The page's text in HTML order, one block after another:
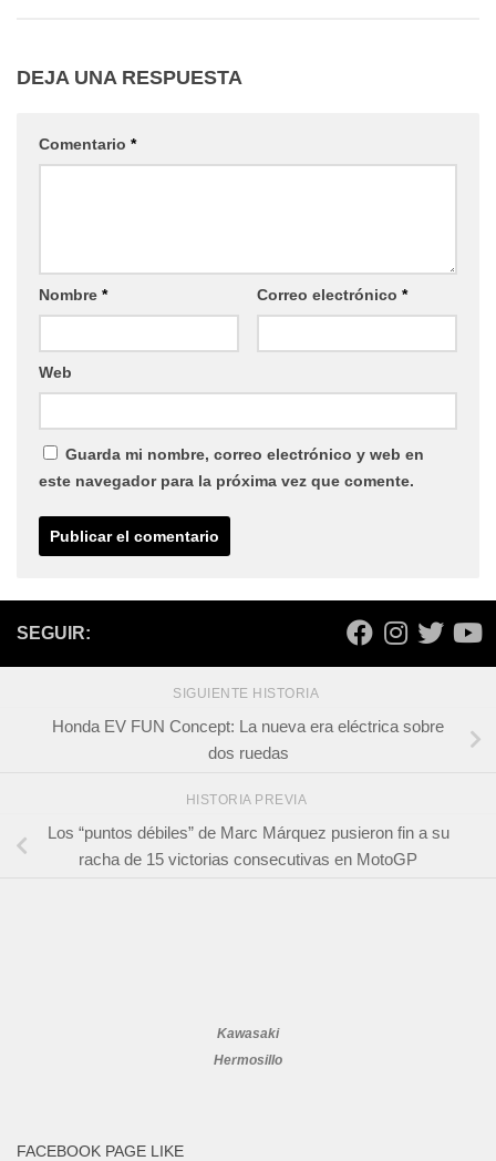
DEJA UNA RESPUESTA
Comentario *
Nombre * Correo electrónico *
Web
Guarda mi nombre, correo electrónico y web en
este navegador para la próxima vez que comente.
SEGUIR:
SIGUIENTE HISTORIA
Honda EV FUN Concept: La nueva era eléctrica sobre
dos ruedas
HISTORIA PREVIA
Los “puntos débiles” de Marc Márquez pusieron fin a su
racha de 15 victorias consecutivas en MotoGP
Kawasaki
Hermosillo
FACEBOOK PAGE LIKE